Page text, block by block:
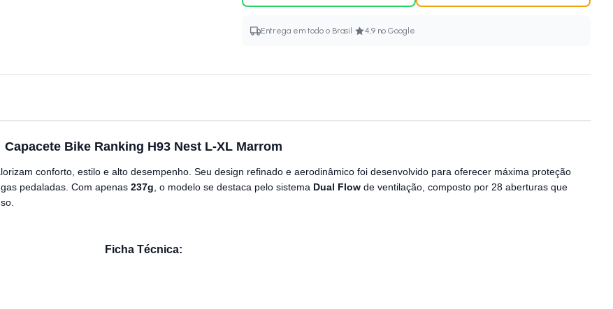
Entrega em todo o Brasil · 4,9 no Google
Capacete Bike Ranking H93 Nest L-XL Marrom
conforto, estilo e alto desempenho. Seu design refinado e aerodinâmico foi desenvolvido para oferecer máxima proteção
pedaladas. Com apenas 237g , o modelo se destaca pelo sistema Dual Flow de ventilação, composto por 28 aberturas que
Ficha Técnica: